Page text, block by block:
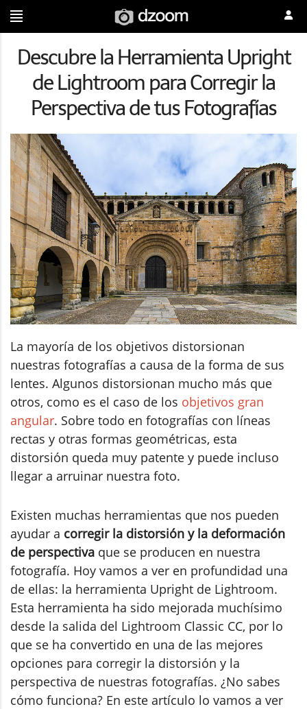
Descubre la Herramienta Upright
de Lightroom para Corregir la
Perspectiva de tus Fotografías
La mayoría de los objetivos distorsionan
nuestras fotografías a causa de la forma de sus
lentes. Algunos distorsionan mucho más que
otros, como es el caso de los objetivos gran
angular. Sobre todo en fotografías con líneas
rectas y otras formas geométricas, esta
distorsión queda muy patente y puede incluso
llegar a arruinar nuestra foto.
Existen muchas herramientas que nos pueden
ayudar a corregir la distorsión y la deformación
de perspectiva que se producen en nuestra
fotografía. Hoy vamos a ver en profundidad una
de ellas: la herramienta Upright de Lightroom.
Esta herramienta ha sido mejorada muchísimo
desde la salida del Lightroom Classic CC, por lo
que se ha convertido en una de las mejores
opciones para corregir la distorsión y la
perspectiva de nuestras fotografías. ¿No sabes
cómo funciona? En este artículo lo vamos a ver